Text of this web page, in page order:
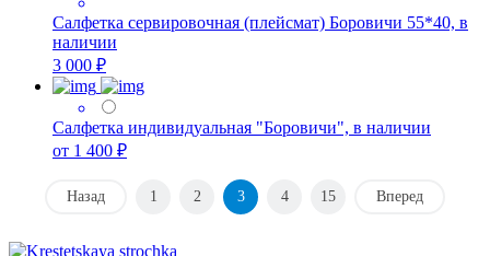
Салфетка сервировочная (плейсмат) Боровичи 55*40, в
наличии
3 000 ₽
Салфетка индивидуальная "Боровичи", в наличии
от 1 400 ₽
Назад 1 2 3 4 15 Вперед